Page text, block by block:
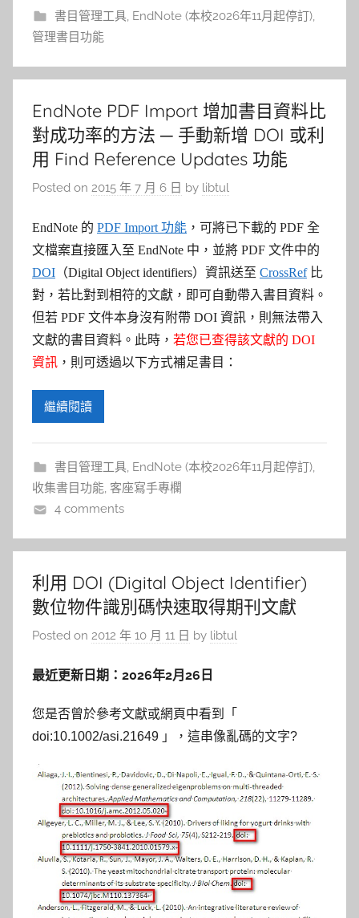
書目管理工具, EndNote (本校2026年11月起停訂),
管理書目功能
EndNote PDF Import 增加書目資料比
對成功率的方法 ─ 手動新增 DOI 或利
用 Find Reference Updates 功能
Posted on 2015 年 7 月 6 日 by libtul
EndNote 的 PDF Import 功能 ，可將已下載的 PDF 全
文檔案直接匯入至 EndNote 中，並將 PDF 文件中的
DOI （Digital Object identifiers）資訊送至 CrossRef比
對，若比對到相符的文獻，即可自動帶入書目資料。
但若 PDF 文件本身沒有附帶 DOI 資訊，則無法帶入
文獻的書目資料。此時， 若您已查得該文獻的 DOI
資訊 ，則可透過以下方式補足書目：
繼續閱讀
書目管理工具, EndNote (本校2026年11月起停訂),
收集書目功能, 客座寫手專欄
4 comments
利用 DOI (Digital Object Identifier)
數位物件識別碼快速取得期刊文獻
Posted on 2012 年 10 月 11 日 by libtul
最近更新日期：2026年2月26日
您是否曾於參考文獻或網頁中看到「
doi:10.1002/asi.21649 」， 這串像亂碼的文字?